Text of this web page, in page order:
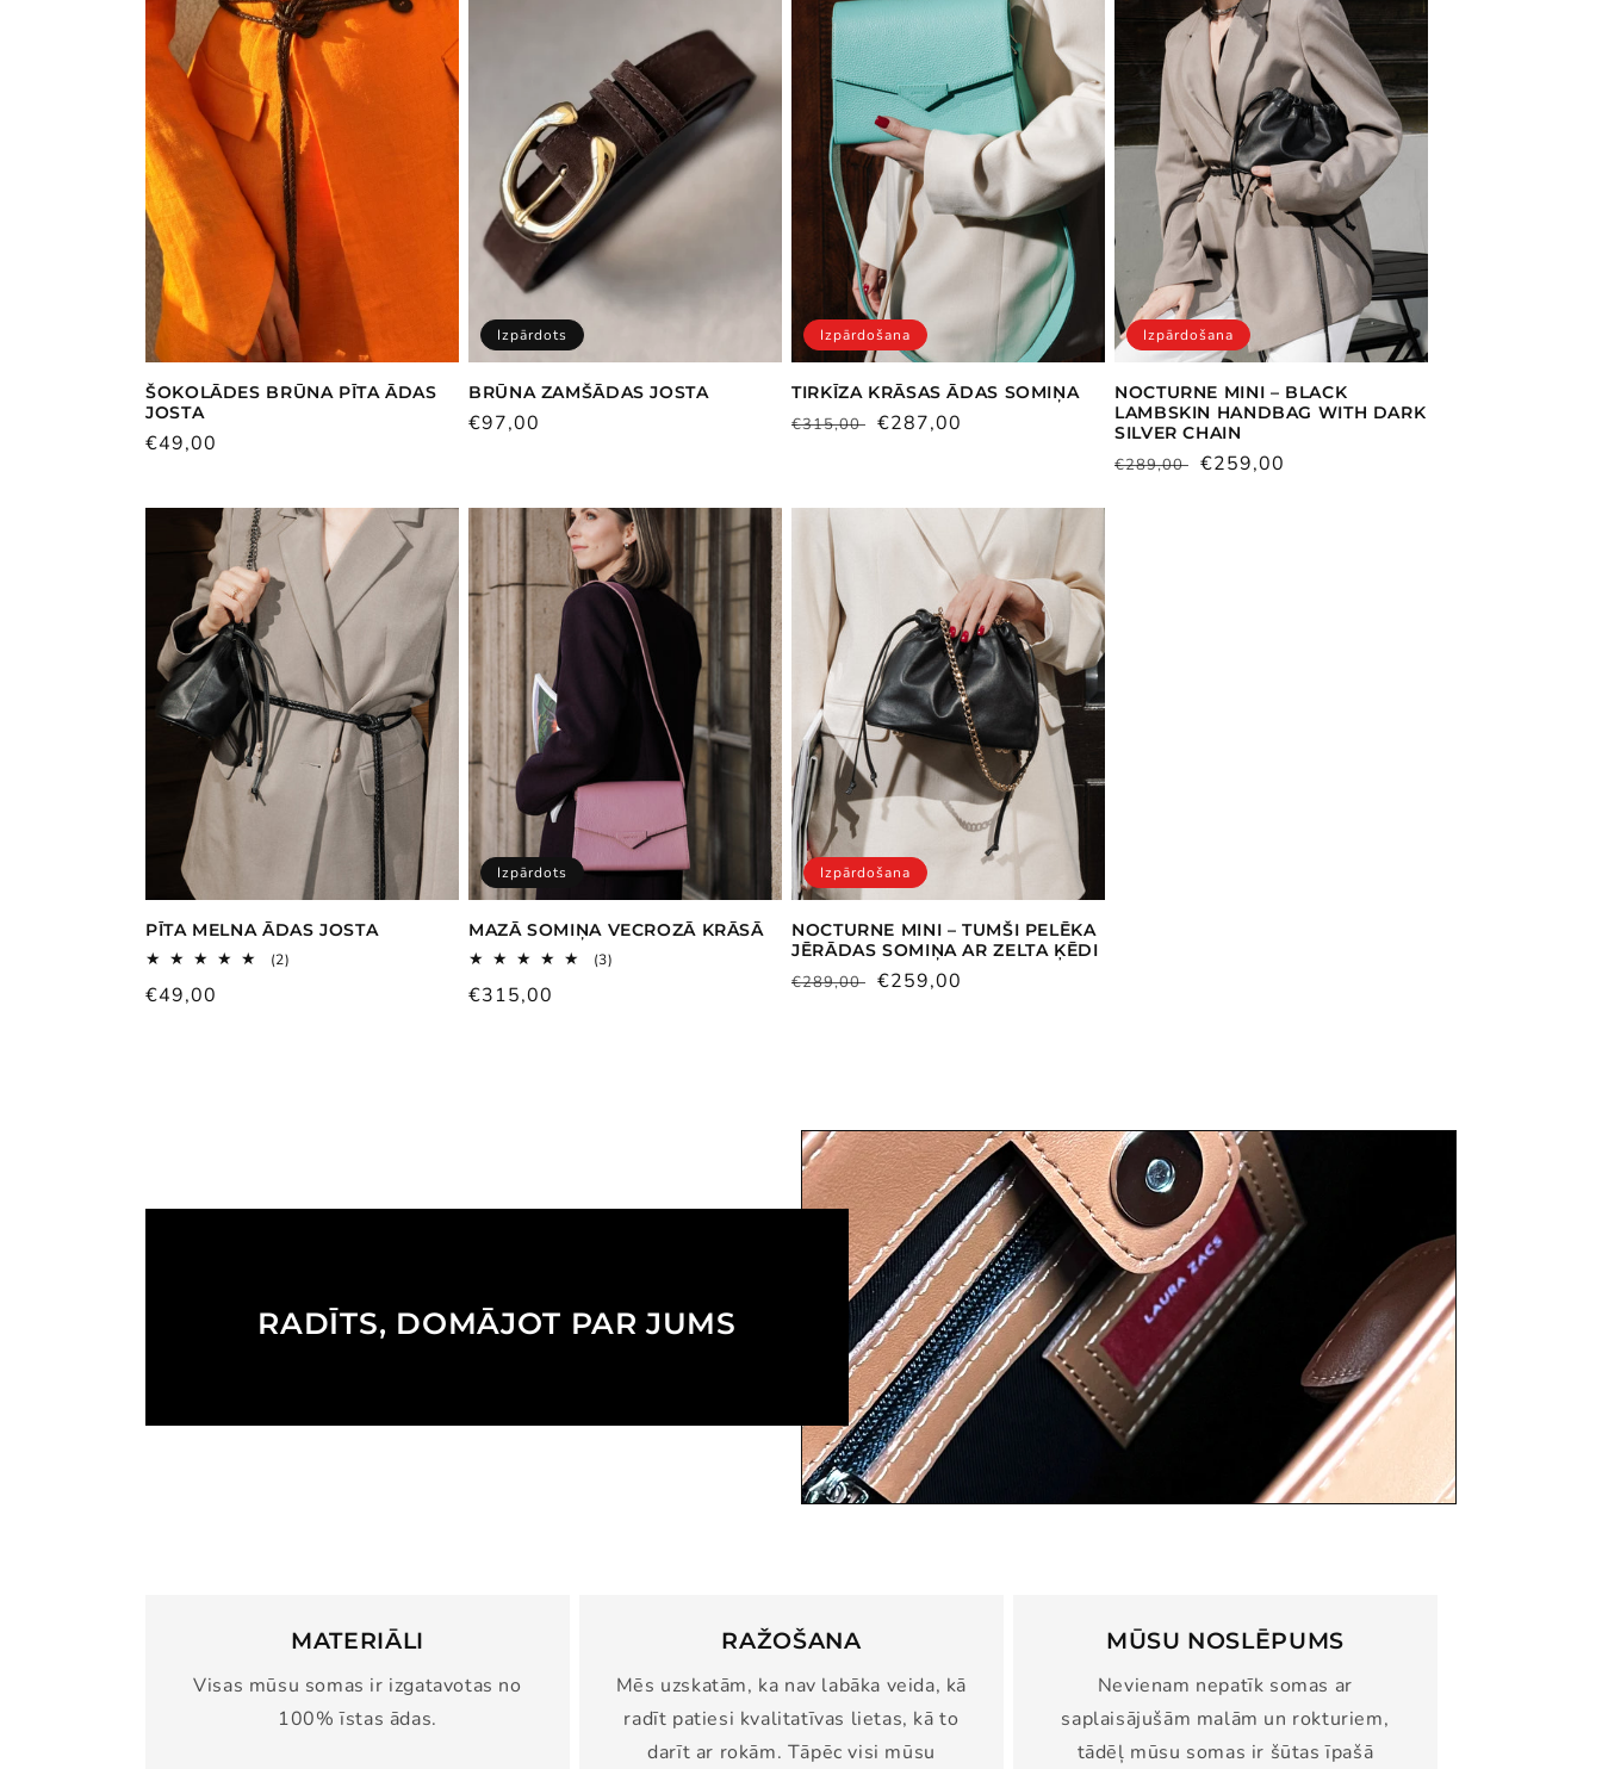
e
k
c
i
j
a
:
ŠOKOLĀDES BRŪNA PĪTA ĀDAS
JOSTA
Parastā
€49,00
Izpārdots
BRŪNA ZAMŠĀDAS JOSTA
Parastā
€97,00
Izpārdošana
TIRKĪZA KRĀSAS ĀDAS SOMIŅA
Parastā
€315,00 Pārdošanas
€287,00
Izpārdošana
NOCTURNE MINI – BLACK
LAMBSKIN HANDBAG WITH DARK
SILVER CHAIN
Parastā
€289,00 Pārdošanas
€259,00
PĪTA MELNA ĀDAS JOSTA
(2)
Parastā
€49,00
Izpārdots
MAZĀ SOMIŅA VECROZĀ KRĀSĀ
(3)
Parastā
€315,00
Izpārdošana
NOCTURNE MINI – TUMŠI PELĒKA
JĒRĀDAS SOMIŅA AR ZELTA ĶĒDI
Parastā
€289,00 Pārdošanas
€259,00
RADĪTS, DOMĀJOT PAR JUMS
MATERIĀLI
Visas mūsu somas ir izgatavotas no
100% īstas ādas.
RAŽOŠANA
Mēs uzskatām, ka nav labāka veida, kā
radīt patiesi kvalitatīvas lietas, kā to
darīt ar rokām. Tāpēc visi mūsu
MŪSU NOSLĒPUMS
Nevienam nepatīk somas ar
saplaisājušām malām un rokturiem,
tādēļ mūsu somas ir šūtas īpašā